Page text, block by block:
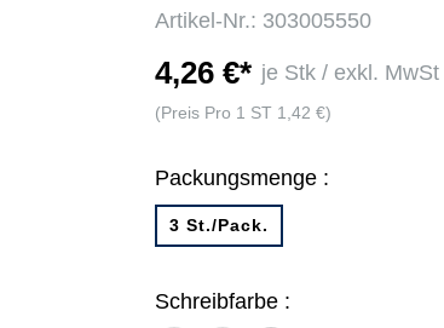
Artikel-Nr.: 303005550
4,26 €* je Stk / exkl. MwSt
(Preis Pro 1 ST 1,42 €)
Packungsmenge :
3 St./Pack.
Schreibfarbe :